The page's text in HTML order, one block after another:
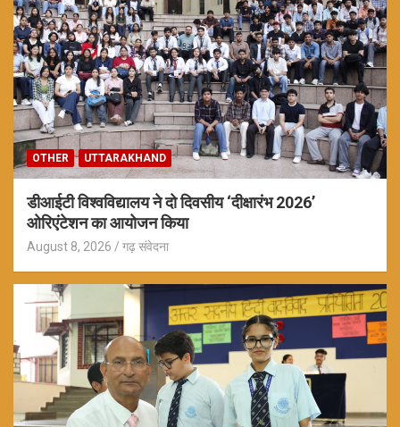
OTHER UTTARAKHAND
डीआईटी विश्वविद्यालय ने दो दिवसीय ‘दीक्षारंभ 2026’
ओरिएंटेशन का आयोजन किया
August 8, 2026 गढ़ संवेदना